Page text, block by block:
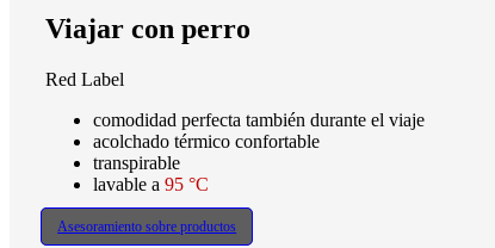
Viajar con perro
Red Label
comodidad perfecta también durante el viaje
acolchado térmico confortable
transpirable
lavable a 95 °C
Asesoramiento sobre productos